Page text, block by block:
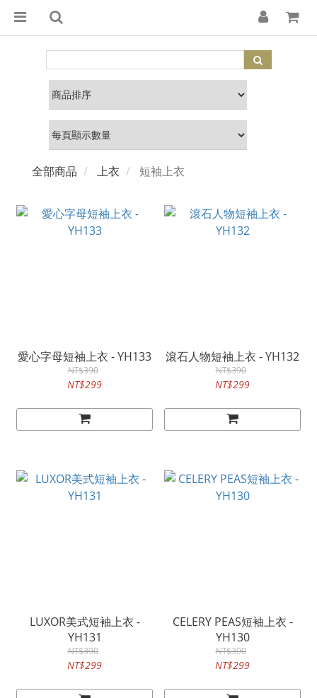
全部商品 上衣 短袖上衣
愛心字母短袖上衣 - YH133
NT$390
NT$299
滾石人物短袖上衣 - YH132
NT$390
NT$299
LUXOR美式短袖上衣 -
YH131
NT$390
NT$299
CELERY PEAS短袖上衣 -
YH130
NT$390
NT$299